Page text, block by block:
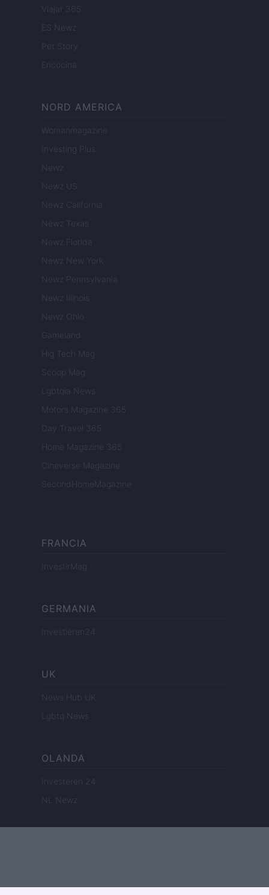
Viajar 365
ES Newz
Pet Story
Encocina
NORD AMERICA
Womanmagazine
Investing Plus
Newz
Newz US
Newz California
Newz Texas
Newz Florida
Newz New York
Newz Pennsylvania
Newz Illinois
Newz Ohio
Gameland
Hig Tech Mag
Scoop Mag
Lgbtqia News
Motors Magazine 365
Day Travel 365
Home Magazine 365
Cineverse Magazine
SecondHomeMagazine
FRANCIA
InvestirMag
GERMANIA
Investieren24
UK
News Hub UK
Lgbtq News
OLANDA
Investeren 24
NL Newz